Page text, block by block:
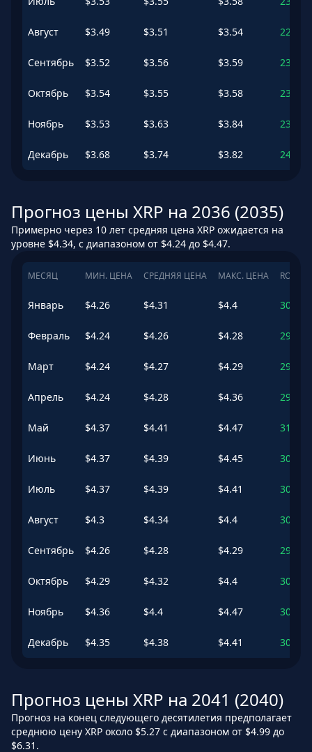
Август $3.49 $3.51 $3.54 226.67
Сентябрь $3.52 $3.56 $3.59 230.72
Октябрь $3.54 $3.55 $3.58 230.47
Ноябрь $3.53 $3.63 $3.84 237.89
Декабрь $3.68 $3.74 $3.82 247.52
Прогноз цены XRP на 2036 (2035)
Примерно через 10 лет средняя цена XRP ожидается на
уровне $4.34, с диапазоном от $4.24 до $4.47.
МЕСЯЦ МИН. ЦЕНА СРЕДНЯЯ ЦЕНА МАКС. ЦЕНА ROI
Январь $4.26 $4.31 $4.4 300.73
Февраль $4.24 $4.26 $4.28 295.81
Март $4.24 $4.27 $4.29 297.16
Апрель $4.24 $4.28 $4.36 298.32
Май $4.37 $4.41 $4.47 310.16
Июнь $4.37 $4.39 $4.45 308.49
Июль $4.37 $4.39 $4.41 308.21
Август $4.3 $4.34 $4.4 303.46
Сентябрь $4.26 $4.28 $4.29 297.59
Октябрь $4.29 $4.32 $4.4 301.99
Ноябрь $4.36 $4.4 $4.47 309.24
Декабрь $4.35 $4.38 $4.41 307.14
Прогноз цены XRP на 2041 (2040)
Прогноз на конец следующего десятилетия предполагает
среднюю цену XRP около $5.27 с диапазоном от $4.99 до
$6.31.